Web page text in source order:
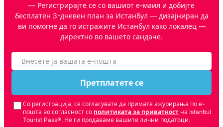
— Регистрирајте се со вашиот е-маил и добијте
бесплатен 3-дневен план за Истанбул — дизајниран да
ви помогне да го истражите Истанбул како локалец —
директно во вашето сандаче.
Претплатете се
Со регистрација, се согласувате да примате ажурирања по е-
пошта во согласност со политиката за приватност на Istanbul
Tourist Pass®. Не ги продаваме вашите лични податоци.